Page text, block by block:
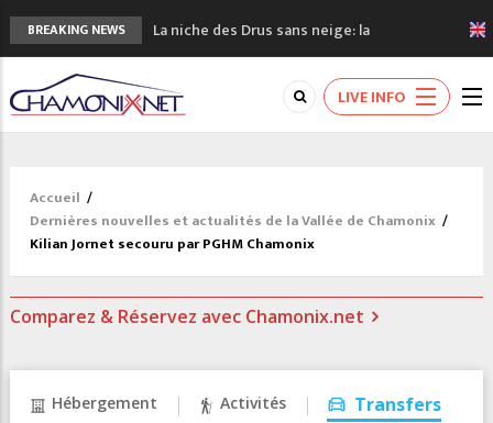
BREAKING NEWS
La niche des Drus sans neige: la
sécheresse en haute montagne
3 bonnes raisons pour visiter le nouveau
Musée du Mont-Blanc
Accidents en montagne: 3 personnes sont
à pied à Chamonix
3eme Chamonix Vallée Classics Festival
LIVE INFO
Accueil /
Dernières nouvelles et actualités de la Vallée de Chamonix /
Kilian Jornet secouru par PGHM Chamonix
Comparez & Réservez avec Chamonix.net
Hébergement Activités Transfers